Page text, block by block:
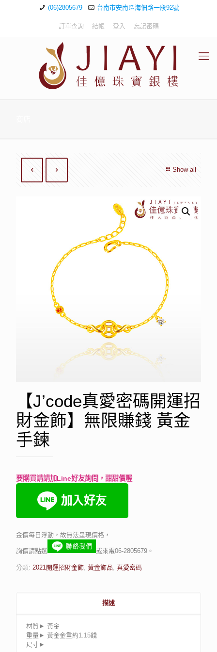
(06)2805679 台南市安南區海佃路一段92號
訂單查詢 結帳 登入 忘記密碼
Show all
【J’code真愛密碼開運招
財金飾】無限賺錢 黃金
手鍊
要購買請請加Line好友詢問，甜甜價喔
金價每日浮動，故無法呈現價格，
詢價請點選 或來電06-2805679。
分類: 2021開運招財金飾 黃金飾品 真愛密碼
描述
材質► 黃金
重量► 黃金金重約1.15錢
尺寸►